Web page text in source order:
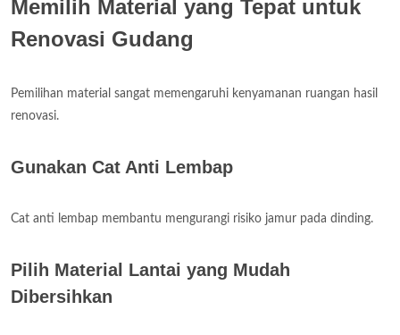
Memilih Material yang Tepat untuk
Renovasi Gudang
Pemilihan material sangat memengaruhi kenyamanan ruangan hasil
renovasi.
Gunakan Cat Anti Lembap
Cat anti lembap membantu mengurangi risiko jamur pada dinding.
Pilih Material Lantai yang Mudah
Dibersihkan